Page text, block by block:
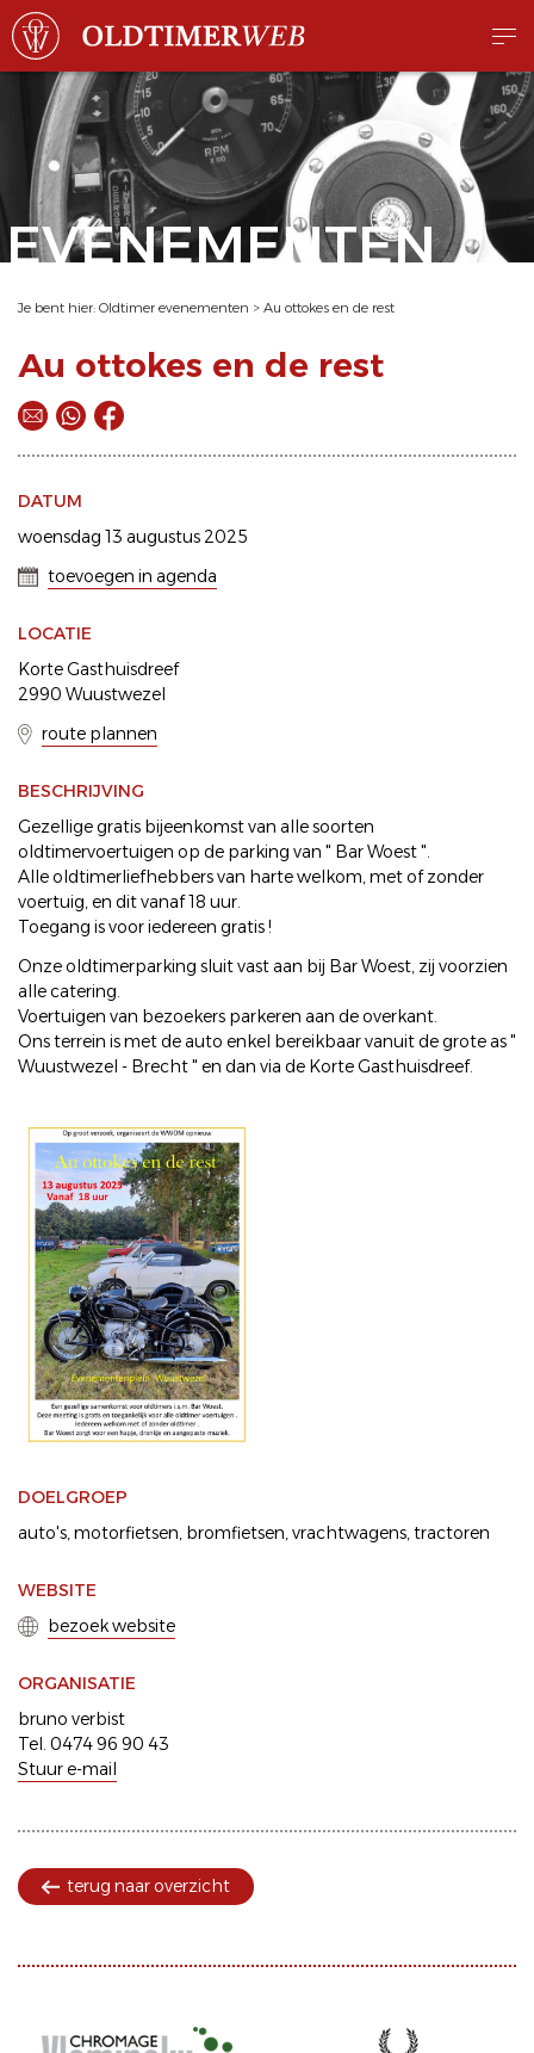
EVENEMENTEN
Je bent hier: Oldtimer evenementen > Au ottokes en de rest
Au ottokes en de rest
DATUM
woensdag 13 augustus 2025
toevoegen in agenda
LOCATIE
Korte Gasthuisdreef
2990 Wuustwezel
route plannen
BESCHRIJVING
Gezellige gratis bijeenkomst van alle soorten
oldtimervoertuigen op de parking van " Bar Woest ".
Alle oldtimerliefhebbers van harte welkom, met of zonder
voertuig, en dit vanaf 18 uur.
Toegang is voor iedereen gratis !
Onze oldtimerparking sluit vast aan bij Bar Woest, zij voorzien
alle catering.
Voertuigen van bezoekers parkeren aan de overkant.
Ons terrein is met de auto enkel bereikbaar vanuit de grote as "
Wuustwezel - Brecht " en dan via de Korte Gasthuisdreef.
DOELGROEP
auto's motorfietsen bromfietsen vrachtwagens tractoren
WEBSITE
bezoek website
ORGANISATIE
bruno verbist
Tel. 0474 96 90 43
Stuur e-mail
terug naar overzicht